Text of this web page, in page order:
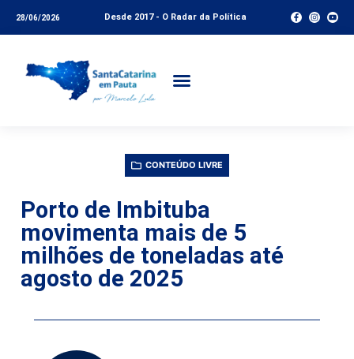
28/06/2026 Desde 2017 - O Radar da Política
CONTEÚDO LIVRE
Porto de Imbituba
movimenta mais de 5
milhões de toneladas até
agosto de 2025